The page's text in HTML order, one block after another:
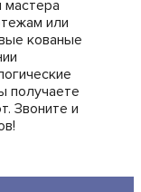
мастера
или
кованые
получаете
Звоните и